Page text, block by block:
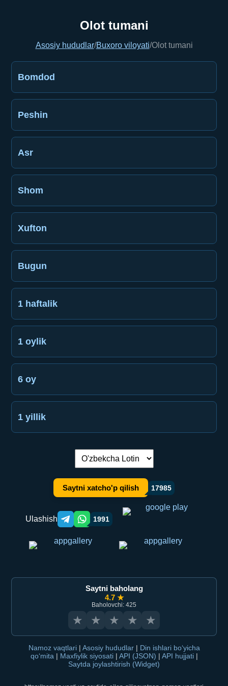
Olot tumani
Asosiy hududlar/Buxoro viloyati/Olot tumani
Bomdod
Peshin
Asr
Shom
Xufton
Bugun
1 haftalik
1 oylik
6 oy
1 yillik
Tilni almashtirish:
Saytni xatcho'p qilish 17985
Ulashish Telegram orqali ulashish
WhatsApp orqali ulashish
1991
Saytni baholang
4.7 ★
Baholovchi: 425
★ ★ ★ ★ ★
Namoz vaqtlari | Asosiy hududlar | Din ishlari bo‘yicha
qo‘mita | Maxfiylik siyosati | API (JSON) | API hujjati |
Saytda joylashtirish (Widget)